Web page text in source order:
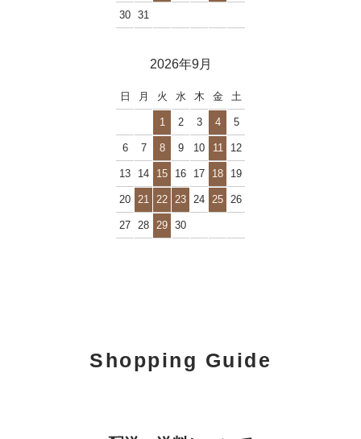
30 31
2026年9月
日 月 火 水 木 金 土
1 2 3 4 5
6 7 8 9 10 11 12
13 14 15 16 17 18 19
20 21 22 23 24 25 26
27 28 29 30
Shopping Guide